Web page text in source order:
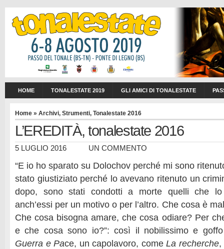
HOME TONALESTATE 2019 GLI AMICI DI TONALESTATE
Home » Archivi, Strumenti, Tonalestate 2016
L’EREDITÀ, tonalestate 2016
5 LUGLIO 2016 UN COMMENTO
“E io ho sparato su Dolochov perché mi sono
stato giustiziato perché lo avevano ritenuto un
dopo, sono stati condotti a morte quelli che lo
anch’essi per un motivo o per l’altro. Che cosa è
Che cosa bisogna amare, che cosa odiare? Per
e che cosa sono io?”: così il nobilissimo e goffo
Guerra e Pace, un capolavoro, comeLa recherche,